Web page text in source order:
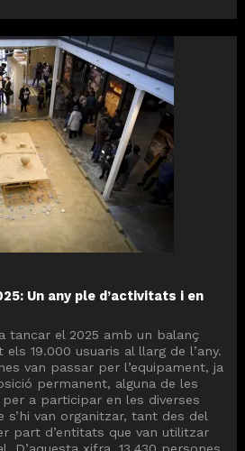
Un any ple d’activitats i en
tancar el 2025 amb un balanç
19.000 usuaris al llarg de l’any.
van passar per l’equipament, ja
permanent, alguna de les
a participar en les diverses
s’hi van organitzar, tant des del
part d’entitats que van utilitzar